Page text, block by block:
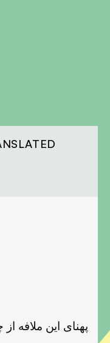
پهنای این ملافه